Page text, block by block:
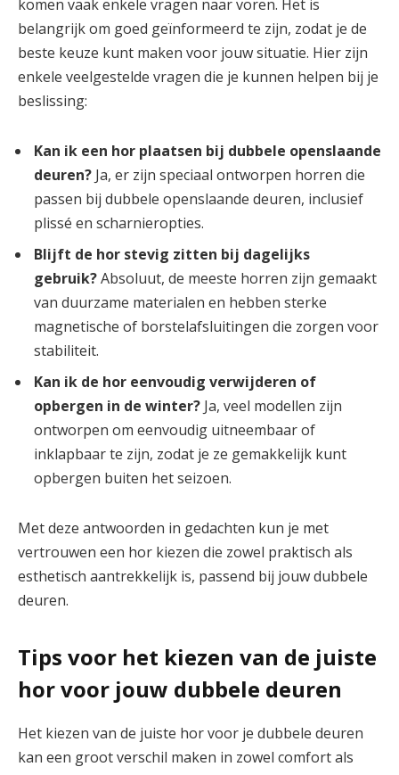
komen vaak enkele vragen naar voren. Het is
belangrijk om goed geïnformeerd te zijn, zodat je de
beste keuze kunt maken voor jouw situatie. Hier zijn
enkele veelgestelde vragen die je kunnen helpen bij je
beslissing:
Kan ik een hor plaatsen bij dubbele openslaande
deuren? Ja, er zijn speciaal ontworpen horren die
passen bij dubbele openslaande deuren, inclusief
plissé en scharnieropties.
Blijft de hor stevig zitten bij dagelijks
gebruik?Absoluut, de meeste horren zijn gemaakt
van duurzame materialen en hebben sterke
magnetische of borstelafsluitingen die zorgen voor
stabiliteit.
Kan ik de hor eenvoudig verwijderen of
opbergen in de winter? Ja, veel modellen zijn
ontworpen om eenvoudig uitneembaar of
inklapbaar te zijn, zodat je ze gemakkelijk kunt
opbergen buiten het seizoen.
Met deze antwoorden in gedachten kun je met
vertrouwen een hor kiezen die zowel praktisch als
esthetisch aantrekkelijk is, passend bij jouw dubbele
deuren.
Tips voor het kiezen van de juiste
hor voor jouw dubbele deuren
Het kiezen van de juiste hor voor je dubbele deuren
kan een groot verschil maken in zowel comfort als